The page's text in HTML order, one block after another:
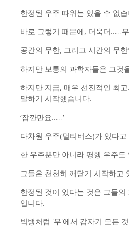
한정된 우주 따위는 있을 수 없
바로 그렇기 때문에, 더욱더……
공간의 무한, 그리고 시간의 무
하지만 보통의 과학자들은 그것
하지만 지금, 매우 선진적인 최
말하기 시작했습니다.
‘잠깐만요……’
다차원 우주(멀티버스)가 있다고
한 우주뿐만 아니라 평행 우주도
그들은 천천히 깨닫기 시작하고
한정된 것이 있다는 것은 그들의
입니다.
빅뱅처럼 '무'에서 갑자기 모든